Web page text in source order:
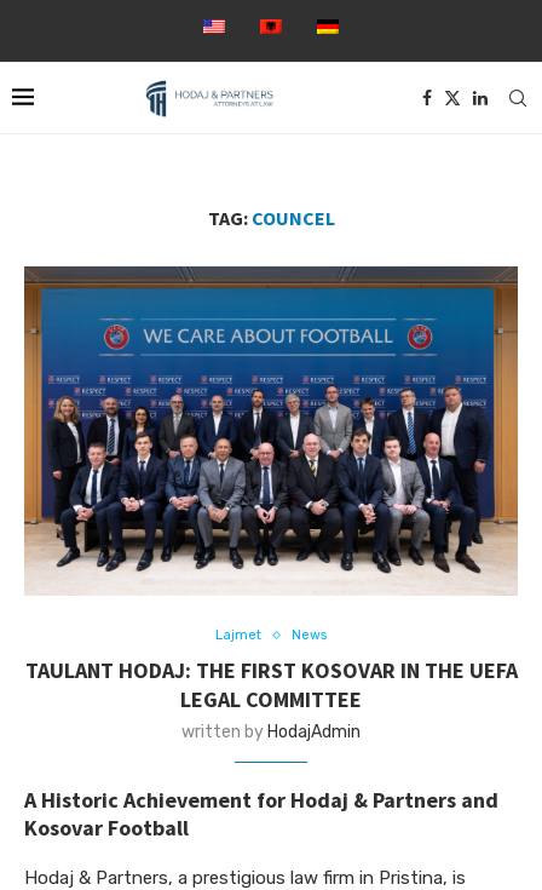
TAG: COUNCEL
Lajmet News
TAULANT HODAJ: THE FIRST KOSOVAR IN THE UEFA
LEGAL COMMITTEE
written by HodajAdmin
A Historic Achievement for Hodaj & Partners and
Kosovar Football
Hodaj & Partners, a prestigious law firm in Pristina, is